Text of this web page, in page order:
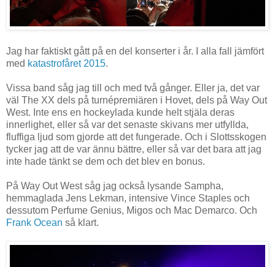
Jag har faktiskt gått på en del konserter i år. I alla fall jämfört
med katastrofåret 2015.
Vissa band såg jag till och med två gånger. Eller ja, det var
väl The XX dels på turnépremiären i Hovet, dels på Way Out
West. Inte ens en hockeylada kunde helt stjäla deras
innerlighet, eller så var det senaste skivans mer utfyllda,
fluffiga ljud som gjorde att det fungerade. Och i Slottsskogen
tycker jag att de var ännu bättre, eller så var det bara att jag
inte hade tänkt se dem och det blev en bonus.
På Way Out West såg jag också lysande Sampha,
hemmaglada Jens Lekman, intensive Vince Staples och
dessutom Perfume Genius, Migos och Mac Demarco. Och
Frank Ocean så klart.